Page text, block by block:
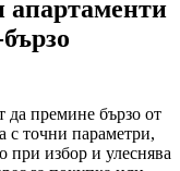
апартаменти
да премине бързо от
с точни параметри,
при избор и улеснява